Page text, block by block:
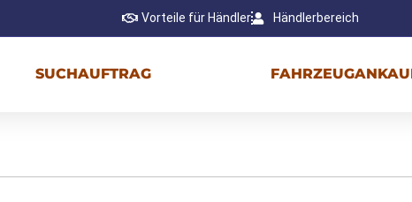
Vorteile für Händler Händlerbereich
SUCHAUFTRAG